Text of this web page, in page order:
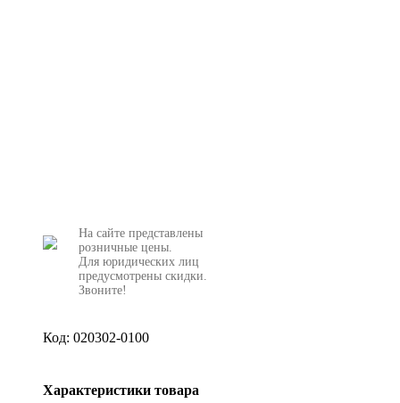
На сайте представлены
розничные цены.
Для юридических лиц
предусмотрены скидки.
Звоните!
Код: 020302-0100
Характеристики товара